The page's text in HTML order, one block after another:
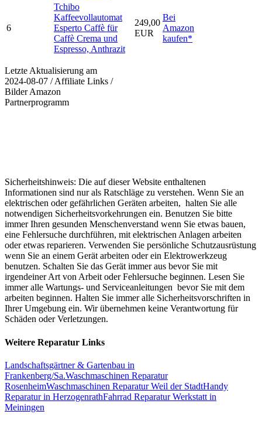
6
Tchibo
Kaffeevollautomat
Esperto Caffè für
Caffè Crema und
Espresso, Anthrazit
249,00
EUR
Bei
Amazon
kaufen*
Letzte Aktualisierung am
2024-08-07 / Affiliate Links /
Bilder Amazon
Partnerprogramm
Sicherheitshinweis: Die auf dieser Website enthaltenen
Informationen sind nur als Ratschläge zu verstehen. Wenn Sie an
elektrischen oder gefährlichen Geräten arbeiten, halten Sie alle
notwendigen Sicherheitsvorkehrungen ein. Benutzen Sie bitte
immer Ihren gesunden Menschenverstand wenn Sie etwas bauen,
eine Fehlersuche durchführen, mit elektrischen Anlagen arbeiten
oder etwas reparieren. Verwenden Sie persönliche Schutzausrüstung
wenn Sie an einem Gerät arbeiten oder ein Elektrowerkzeug
benutzen. Schalten Sie das Gerät immer aus bevor Sie mit
irgendeiner Art von Arbeit oder Fehlersuche beginnen. Lesen Sie
immer alle Wartungs- und Serviceanleitungen bevor Sie mit dem
arbeiten beginnen. Halten Sie immer alle Sicherheitsvorschriften in
Ihrer Umgebung ein. Wir übernehmen keine Verantwortung für
Schäden oder Verletzungen.
Weitere Reparatur Links
Landschaftsgärtner & Gartenbau in
Frankenberg/Sa.Waschmaschinen Reparatur
RosenheimWaschmaschinen Reparatur Weil der StadtHandy
Reparatur in HerzogenrathFahrrad Reparatur Werkstatt in
Meiningen